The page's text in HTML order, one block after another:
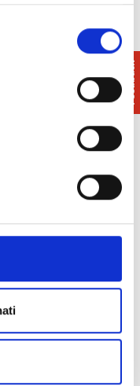
Haring a Palazzo Blu
©Antonello Tofani